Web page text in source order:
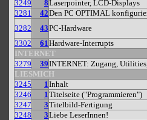
3249
8Laserpointer, LCD-Displays
3281
42Den PC OPTIMAL
3282
43PC-Hardware
3302
61Hardware-Interrupts
INTERNET
3279
39INTERNET: Zugang,
LIESMICH
3245
1Inhalt
3246
1Titelseite ("Programmieren")
3247
3Titelbild-Fertigung
3248
3Liebe LeserInnen!